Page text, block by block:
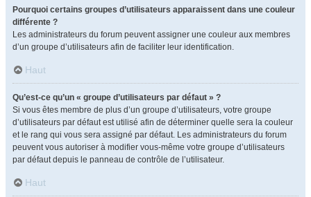
Pourquoi certains groupes d’utilisateurs apparaissent dans une couleur
différente ?
Les administrateurs du forum peuvent assigner une couleur aux membres
d’un groupe d’utilisateurs afin de faciliter leur identification.
Haut
Qu’est-ce qu’un « groupe d’utilisateurs par défaut » ?
Si vous êtes membre de plus d’un groupe d’utilisateurs, votre groupe
d’utilisateurs par défaut est utilisé afin de déterminer quelle sera la couleur
et le rang qui vous sera assigné par défaut. Les administrateurs du forum
peuvent vous autoriser à modifier vous-même votre groupe d’utilisateurs
par défaut depuis le panneau de contrôle de l’utilisateur.
Haut